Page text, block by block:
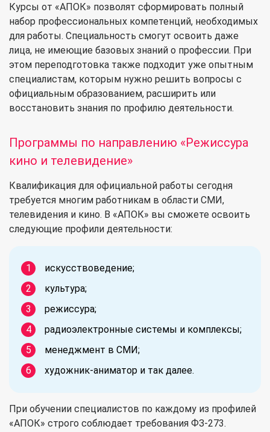
Курсы от «АПОК» позволят сформировать полный
набор профессиональных компетенций, необходимых
для работы. Специальность смогут освоить даже
лица, не имеющие базовых знаний о профессии. При
этом переподготовка также подходит уже опытным
специалистам, которым нужно решить вопросы с
официальным образованием, расширить или
восстановить знания по профилю деятельности.
Программы по направлению «Режиссура
кино и телевидение»
Квалификация для официальной работы сегодня
требуется многим работникам в области СМИ,
телевидения и кино. В «АПОК» вы сможете освоить
следующие профили деятельности:
искусствоведение;
культура;
режиссура;
радиоэлектронные системы и комплексы;
менеджмент в СМИ;
художник-аниматор и так далее.
При обучении специалистов по каждому из профилей
«АПОК» строго соблюдает требования ФЗ-273.